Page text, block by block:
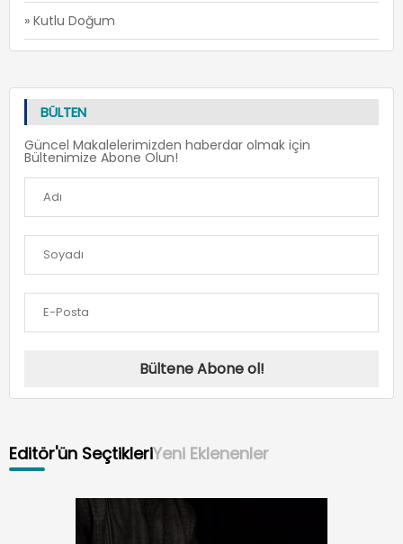
» Kutlu Doğum
BÜLTEN
Güncel Makalelerimizden haberdar olmak için
Bültenimize Abone Olun!
Bültene Abone ol!
Editör'ün SeçtikleriYeni Eklenenler